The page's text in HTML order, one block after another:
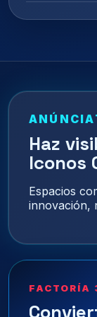
Haz
Iconos
Espacios
innovación,
FACTORÍA